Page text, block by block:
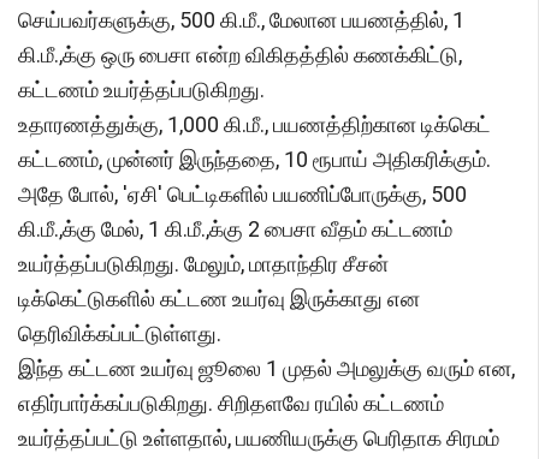
செய்பவர்களுக்கு, 500 கி.மீ., மேலான பயணத்தில், 1
கி.மீ.,க்கு ஒரு பைசா என்ற விகிதத்தில் கணக்கிட்டு,
கட்டணம் உயர்த்தப்படுகிறது.
உதாரணத்துக்கு, 1,000 கி.மீ., பயணத்திற்கான டிக்கெட்
கட்டணம், முன்னர் இருந்ததை, 10 ரூபாய் அதிகரிக்கும்.
அதே போல், 'ஏசி' பெட்டிகளில் பயணிப்போருக்கு, 500
கி.மீ.,க்கு மேல், 1 கி.மீ.,க்கு 2 பைசா வீதம் கட்டணம்
உயர்த்தப்படுகிறது. மேலும், மாதாந்திர சீசன்
டிக்கெட்டுகளில் கட்டண உயர்வு இருக்காது என
தெரிவிக்கப்பட்டுள்ளது.
இந்த கட்டண உயர்வு ஜூலை 1 முதல் அமலுக்கு வரும் என,
எதிர்பார்க்கப்படுகிறது. சிறிதளவே ரயில் கட்டணம்
உயர்த்தப்பட்டு உள்ளதால், பயணியருக்கு பெரிதாக சிரமம்